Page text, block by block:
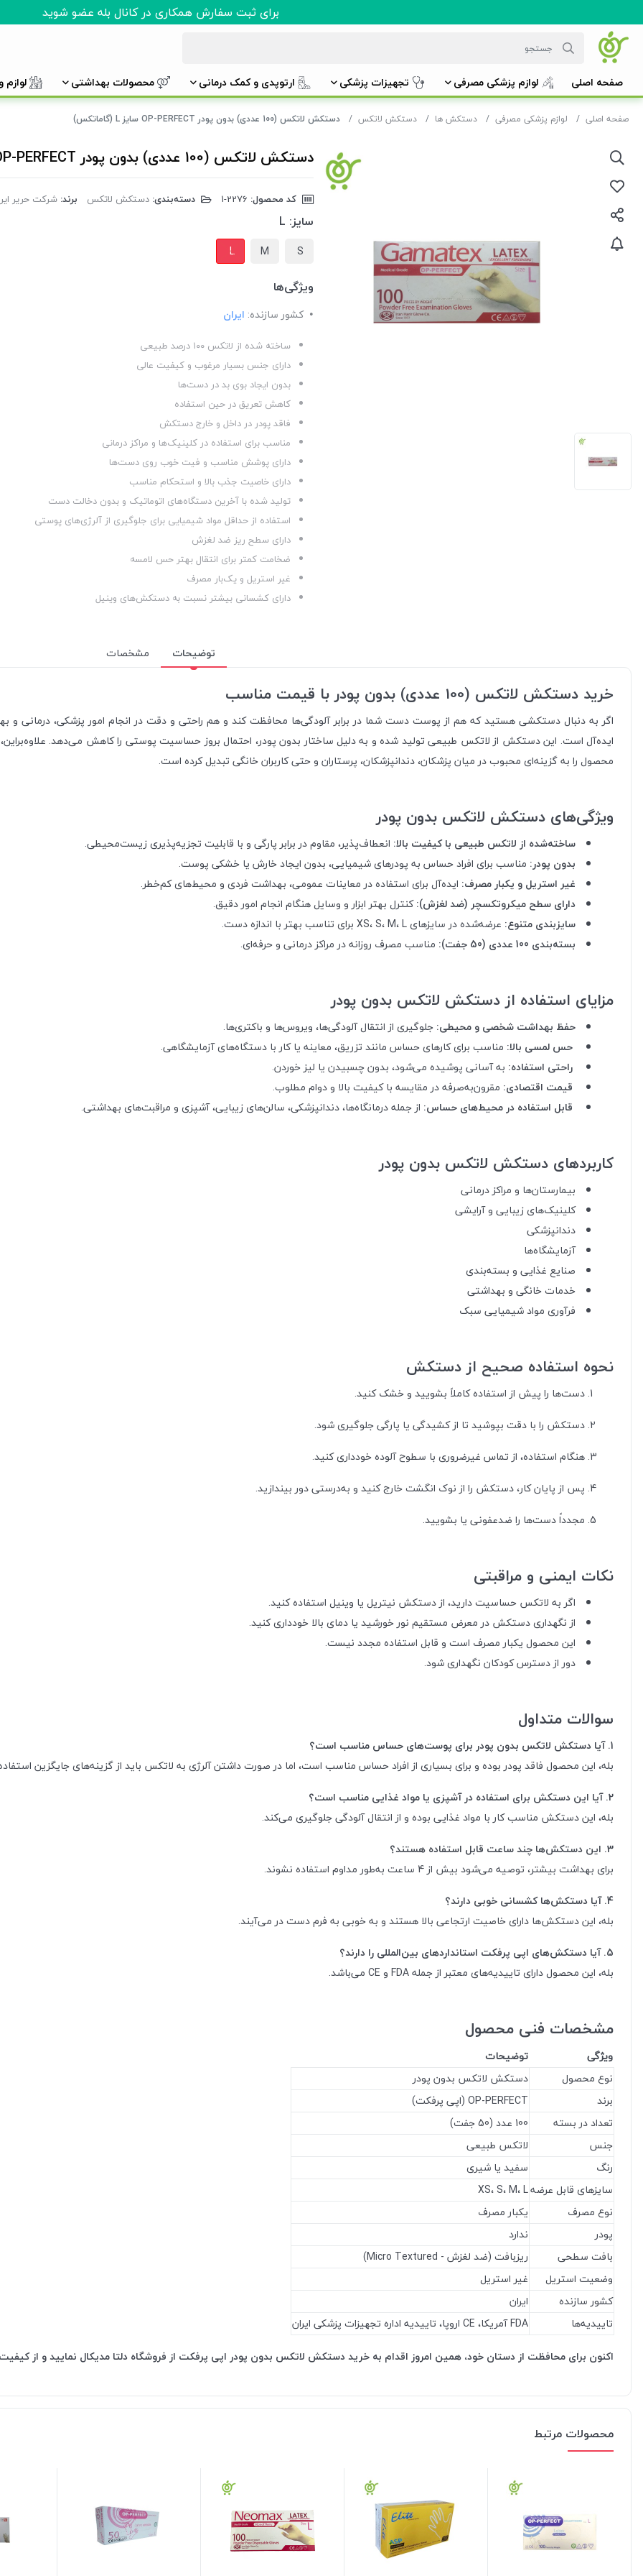
برای ثبت سفارش همکاری در کانال بله عضو شوید
صفحه اصلی لوازم پزشکی مصرفی تجهیزات پزشکی ارتوپدی و کمک درمانی محصولات بهداشتی
صفحه اصلی لوازم پزشکی مصرفی دستکش ها دستکش لاتکس دستکش لاتکس (100 عددی) بدون پودر OP-PERFECT سایز L (گاماتکس)
دستکش لاتکس (100 عددی) بدون پودر OP-PERFECT سایز L (گاماتکس)
کد محصول: دسته‌بندی: دستکش لاتکس برند: شرکت حریر
سایز: L
S
M
L
ویژگی‌ها
کشور سازنده: ایران
ساخته شده از لاتکس ۱۰۰ درصد طبیعی
دارای جنس بسیار مرغوب و کیفیت عالی
بدون ایجاد بوی بد در دست‌ها
کاهش تعریق در حین استفاده
فاقد پودر در داخل و خارج دستکش
مناسب برای استفاده در کلینیک‌ها و مراکز درمانی
دارای پوشش مناسب و فیت خوب روی دست‌ها
دارای خاصیت جذب بالا و استحکام مناسب
تولید شده با آخرین دستگاه‌های اتوماتیک و بدون دخالت دست
استفاده از حداقل مواد شیمیایی برای جلوگیری از آلرژی‌های پوستی
دارای سطح ریز ضد لغزش
ضخامت کمتر برای انتقال بهتر حس لامسه
غیر استریل و یک‌بار مصرف
دارای کشسانی بیشتر نسبت به دستکش‌های وینیل
توضیحات مشخصات
خرید دستکش لاتکس (100 عددی) بدون پودر با قیمت مناسب
اگر به دنبال دستکشی هستید که هم از پوست دست شما در برابر آلودگی‌ها محافظت کند و هم راحتی و دقت در انجام امور پزشکی، درمانی و
ایده‌آل است. این دستکش از لاتکس طبیعی تولید شده و به دلیل ساختار بدون پودر، احتمال بروز حساسیت پوستی را کاهش می‌دهد.
محصول را به گزینه‌ای محبوب در میان پزشکان، دندانپزشکان، پرستاران و حتی کاربران خانگی تبدیل کرده است.
ویژگی‌های دستکش لاتکس بدون پودر
ساخته‌شده از لاتکس طبیعی با کیفیت بالا: انعطاف‌پذیر، مقاوم در برابر پارگی و با قابلیت تجزیه‌پذیری زیست‌محیطی.
بدون پودر: مناسب برای افراد حساس به پودرهای شیمیایی، بدون ایجاد خارش یا خشکی پوست.
غیر استریل و یکبار مصرف: ایده‌آل برای استفاده در معاینات عمومی، بهداشت فردی و محیط‌های کم‌خطر.
دارای سطح میکروتکسچر (ضد لغزش):کنترل بهتر ابزار و وسایل هنگام انجام امور دقیق.
سایزبندی متنوع: عرضه‌شده در سایزهای XS، S، M، L برای تناسب بهتر با اندازه دست.
بسته‌بندی 100 عددی (50 جفت):
مناسب مصرف روزانه در مراکز درمانی و حرفه‌ای.
مزایای استفاده از دستکش لاتکس بدون پودر
حفظ بهداشت شخصی و محیطی: جلوگیری از انتقال آلودگی‌ها، ویروس‌ها و باکتری‌ها.
حس لمسی بالا: مناسب برای کارهای حساس مانند تزریق، معاینه یا کار با دستگاه‌های آزمایشگاهی.
راحتی استفاده: به آسانی پوشیده می‌شود، بدون چسبیدن یا لیز خوردن.
قیمت اقتصادی: مقرون‌به‌صرفه در مقایسه با کیفیت بالا و دوام مطلوب.
قابل استفاده در محیط‌های حساس: از جمله درمانگاه‌ها، دندانپزشکی، سالن‌های زیبایی، آشپزی و مراقبت‌های بهداشتی.
کاربردهای دستکش لاتکس بدون پودر
بیمارستان‌ها و مراکز درمانی
کلینیک‌های زیبایی و آرایشی
دندانپزشکی
آزمایشگاه‌ها
صنایع غذایی و بسته‌بندی
خدمات خانگی و بهداشتی
فرآوری مواد شیمیایی سبک
نحوه استفاده صحیح از دستکش
دست‌ها را پیش از استفاده کاملاً بشویید و خشک کنید.
دستکش را با دقت بپوشید تا از کشیدگی یا پارگی جلوگیری شود.
هنگام استفاده، از تماس غیرضروری با سطوح آلوده خودداری کنید.
پس از پایان کار، دستکش را از نوک انگشت خارج کنید و به‌درستی دور بیندازید.
مجدداً دست‌ها را ضدعفونی یا بشویید.
نکات ایمنی و مراقبتی
اگر به لاتکس حساسیت دارید، از دستکش نیتریل یا وینیل استفاده کنید.
از نگهداری دستکش در معرض مستقیم نور خورشید یا دمای بالا خودداری کنید.
این محصول یکبار مصرف است و قابل استفاده مجدد نیست.
دور از دسترس کودکان نگهداری شود.
سوالات متداول
1. آیا دستکش لاتکس بدون پودر برای پوست‌های حساس مناسب است؟
بله، این محصول فاقد پودر بوده و برای بسیاری از افراد حساس مناسب است، اما در صورت داشتن آلرژی به لاتکس باید از گزینه‌های جایگزین
2. آیا این دستکش برای استفاده در آشپزی یا مواد غذایی مناسب است؟
بله، این دستکش مناسب کار با مواد غذایی بوده و از انتقال آلودگی جلوگیری می‌کند.
3. این دستکش‌ها چند ساعت قابل استفاده هستند؟
برای بهداشت بیشتر، توصیه می‌شود بیش از 4 ساعت به‌طور مداوم استفاده نشوند.
4. آیا دستکش‌ها کشسانی خوبی دارند؟
بله، این دستکش‌ها دارای خاصیت ارتجاعی بالا هستند و به خوبی به فرم دست در می‌آیند.
5. آیا دستکش‌های اپی پرفکت استانداردهای بین‌المللی را دارند؟
بله، این محصول دارای تاییدیه‌های معتبر از جمله FDA و CE می‌باشد.
مشخصات فنی محصول
ویژگی
توضیحات
نوع محصول
دستکش لاتکس بدون پودر
برند
OP-PERFECT (اپی پرفکت)
تعداد در بسته
100 عدد (50 جفت)
جنس
لاتکس طبیعی
رنگ
سفید یا شیری
سایزهای قابل عرضهXS، S، M، L
نوع مصرف
یکبار مصرف
پودر
ندارد
بافت سطحی
ریزبافت (ضد لغزش - Micro Textured)
وضعیت استریل
غیر استریل
کشور سازنده
ایران
تاییدیه‌ها
FDA آمریکا، CE اروپا، تاییدیه اداره تجهیزات پزشکی ایران
اکنون برای محافظت از دستان خود، همین امروز اقدام به خرید دستکش لاتکس بدون پودر اپی پرفکت از فروشگاه دلتا مدیکال نمایید و از
محصولات مرتبط